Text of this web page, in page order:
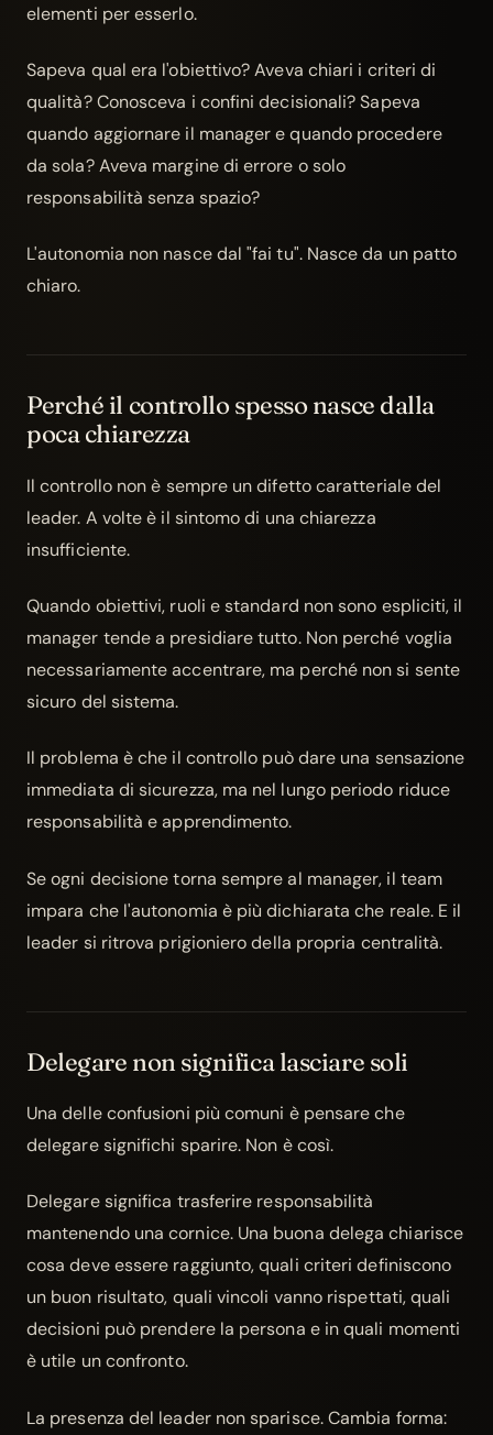
elementi per esserlo.
Sapeva qual era l'obiettivo? Aveva chiari i criteri di
qualità? Conosceva i confini decisionali? Sapeva
quando aggiornare il manager e quando procedere
da sola? Aveva margine di errore o solo
responsabilità senza spazio?
L'autonomia non nasce dal "fai tu". Nasce da un patto
chiaro.
Perché il controllo spesso nasce dalla
poca chiarezza
Il controllo non è sempre un difetto caratteriale del
leader. A volte è il sintomo di una chiarezza
insufficiente.
Quando obiettivi, ruoli e standard non sono espliciti, il
manager tende a presidiare tutto. Non perché voglia
necessariamente accentrare, ma perché non si sente
sicuro del sistema.
Il problema è che il controllo può dare una sensazione
immediata di sicurezza, ma nel lungo periodo riduce
responsabilità e apprendimento.
Se ogni decisione torna sempre al manager, il team
impara che l'autonomia è più dichiarata che reale. E il
leader si ritrova prigioniero della propria centralità.
Delegare non significa lasciare soli
Una delle confusioni più comuni è pensare che
delegare significhi sparire. Non è così.
Delegare significa trasferire responsabilità
mantenendo una cornice. Una buona delega chiarisce
cosa deve essere raggiunto, quali criteri definiscono
un buon risultato, quali vincoli vanno rispettati, quali
decisioni può prendere la persona e in quali momenti
è utile un confronto.
La presenza del leader non sparisce. Cambia forma: